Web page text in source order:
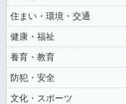
住まい・環境・交通
健康・福祉
養育・教育
防犯・安全
文化・スポーツ